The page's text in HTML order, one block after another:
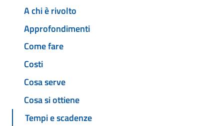
A chi è rivolto
Approfondimenti
Come fare
Costi
Cosa serve
Cosa si ottiene
Tempi e scadenze